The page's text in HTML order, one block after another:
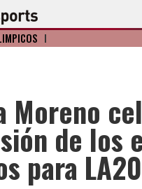
I
Moreno
de los
para